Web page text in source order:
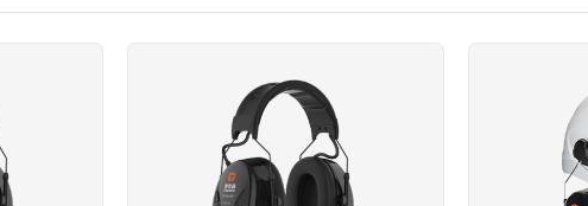
我们欢迎任何人与我们取得联系！